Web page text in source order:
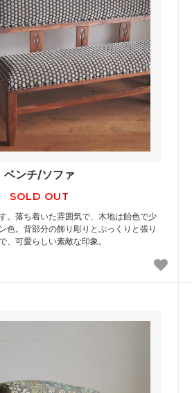
ベンチ/ソファ
SOLD OUT
。落ち着いた雰囲気で、木地は飴色で少
色。背部分の飾り彫りとぷっくりと張り
、可愛らしい素敵な印象。